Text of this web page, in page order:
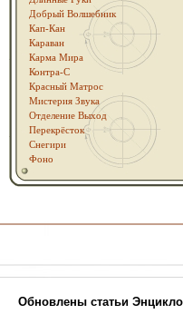
Добрый Волшебник
Кап-Кан
Караван
Карма Мира
Контра-С
Красный Матрос
Мистерия Звука
Отделение Выход
Перекрёсток
Снегири
Фоно
Обновлены статьи